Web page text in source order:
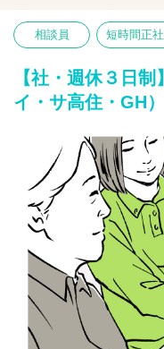
【仕事内容】相談業務全
〇入所退所手続
〇介助サポートなど
※初めての方は先輩が丁寧
相談員 短時間正
【社・週休３日
イ・サ高住・GH）